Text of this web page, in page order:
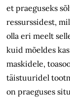
et praeguseks
ressurssidest,
olla eri meelt
kuid mõeldes
maskidele,
täistuuridel
on praeguses